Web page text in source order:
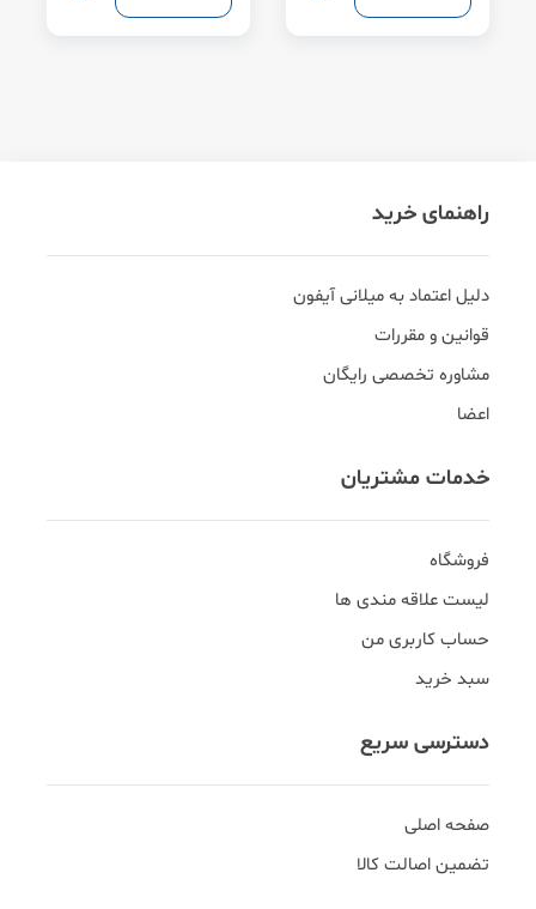
راهنمای خرید
دلیل اعتماد به میلانی آیفون
قوانین و مقررات
مشاوره تخصصی رایگان
اعضا
خدمات مشتریان
فروشگاه
لیست علاقه مندی ها
حساب کاربری من
سبد خرید
دسترسی سریع
صفحه اصلی
تضمین اصالت کالا